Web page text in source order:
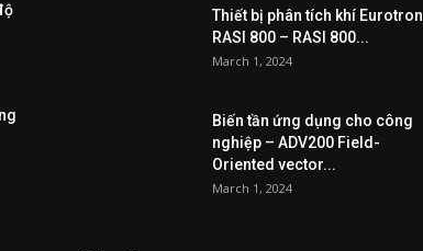
Thiết bị phân tích khí Eurotron
RASI 800 – RASI 800...
March 1, 2024
Biến tần ứng dụng cho công
nghiệp – ADV200 Field-
Oriented vector...
March 1, 2024